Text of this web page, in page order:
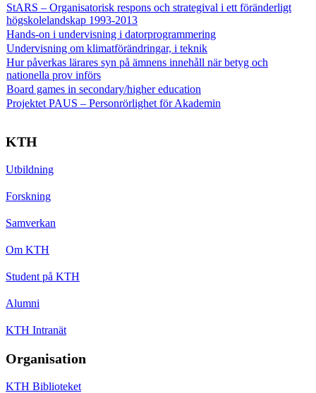
StARS – Organisatorisk respons och strategival i ett föränderligt
högskolelandskap 1993-2013
Hands-on i undervisning i datorprogrammering
Undervisning om klimatförändringar, i teknik
Hur påverkas lärares syn på ämnens innehåll när betyg och
nationella prov införs
Board games in secondary/higher education
Projektet PAUS – Personrörlighet för Akademin
KTH
Utbildning
Forskning
Samverkan
Om KTH
Student på KTH
Alumni
KTH Intranät
Organisation
KTH Biblioteket